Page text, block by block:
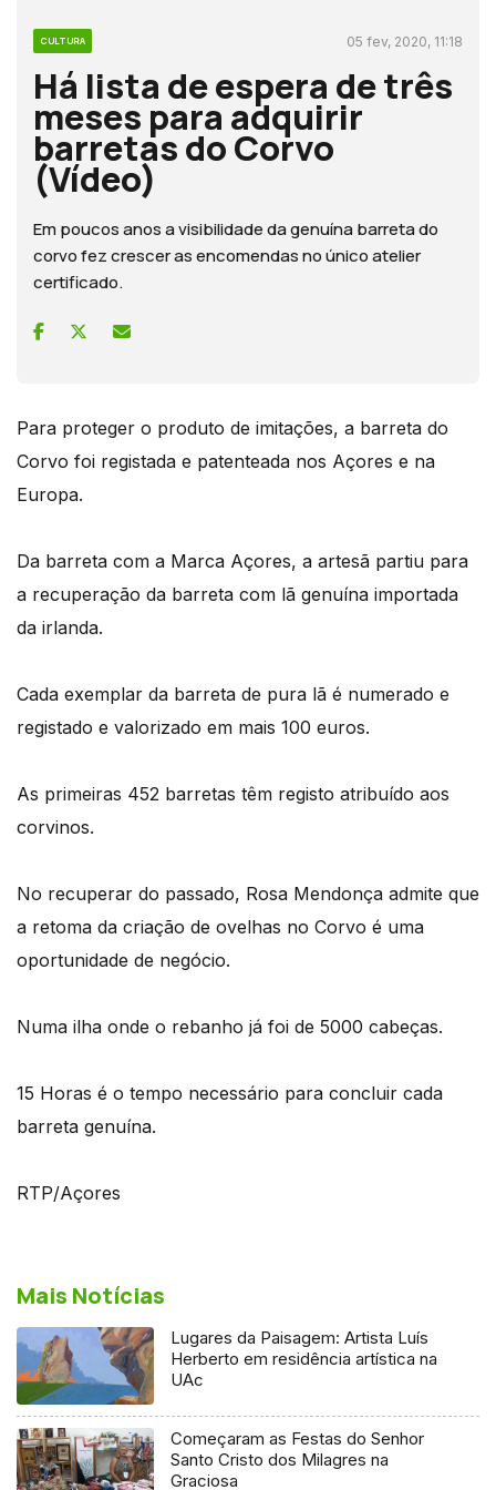
CULTURA 05 fev, 2020, 11:18
Há lista de espera de três
meses para adquirir
barretas do Corvo
(Vídeo)
Em poucos anos a visibilidade da genuína barreta do
corvo fez crescer as encomendas no único atelier
certificado.
Para proteger o produto de imitações, a barreta do
Corvo foi registada e patenteada nos Açores e na
Europa.
Da barreta com a Marca Açores, a artesã partiu para
a recuperação da barreta com lã genuína importada
da irlanda.
Cada exemplar da barreta de pura lã é numerado e
registado e valorizado em mais 100 euros.
As primeiras 452 barretas têm registo atribuído aos
corvinos.
No recuperar do passado, Rosa Mendonça admite que
a retoma da criação de ovelhas no Corvo é uma
oportunidade de negócio.
Numa ilha onde o rebanho já foi de 5000 cabeças.
15 Horas é o tempo necessário para concluir cada
barreta genuína.
RTP/Açores
Mais Notícias
Lugares da Paisagem: Artista Luís
Herberto em residência artística na
UAc
Começaram as Festas do Senhor
Santo Cristo dos Milagres na
Graciosa